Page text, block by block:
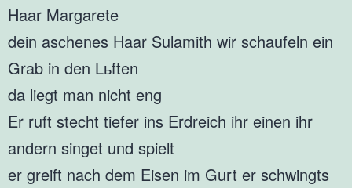
Haar Margarete
dein aschenes Haar Sulamith wir schaufeln ein
Grab in den Lьften
da liegt man nicht eng
Er ruft stecht tiefer ins Erdreich ihr einen ihr
andern singet und spielt
er greift nach dem Eisen im Gurt er schwingts